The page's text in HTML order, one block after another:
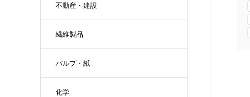
不動産・建設
繊維製品
パルプ・紙
化学